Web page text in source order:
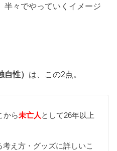
半々でやっていくイメージ
自性） は、この2点。
から未亡人 として26年以上
考え方・グッズに詳しいこ